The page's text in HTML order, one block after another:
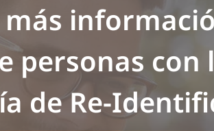
personas con
de Re-